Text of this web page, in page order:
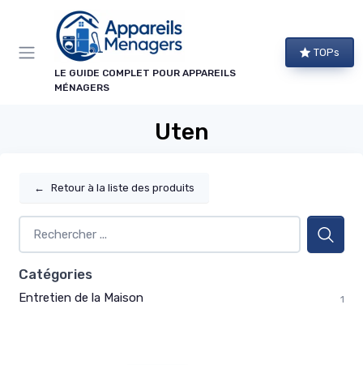
LE GUIDE COMPLET POUR APPAREILS
MÉNAGERS
TOPs
Uten
← Retour à la liste des produits
Catégories
Entretien de la Maison 1
Panneau de gestion des cookies